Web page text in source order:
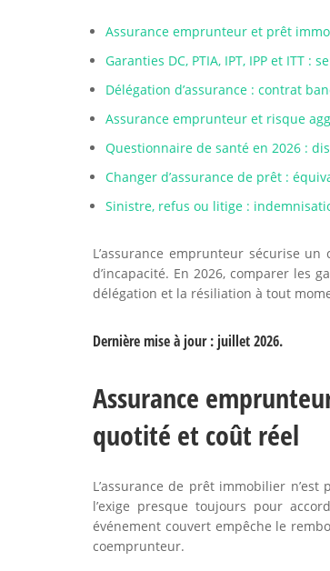
Assurance emprunteur et prêt
Garanties DC, PTIA, IPT, IPP et ITT :
Délégation d’assurance : contrat
Assurance emprunteur et risque
Questionnaire de santé en 2026 :
Changer d’assurance de prêt :
Sinistre, refus ou litige :
L’assurance emprunteur sécurise
d’incapacité. En 2026, comparer les
délégation et la résiliation à tout
Dernière mise à jour : juillet 2026.
Assurance
quotité et coût réel
L’assurance de prêt immobilier
l’exige presque toujours pour
événement couvert empêche le
coemprunteur.